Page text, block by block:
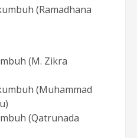
(Ramadhana
(M. Zikra
(Muhammad
(Qatrunada